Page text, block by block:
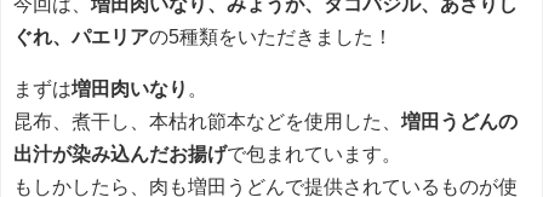
ぐれ、パエリアの5種類をいただきました！
まずは増田肉いなり
昆布、煮干し、本枯れ節本などを使用した、 増田うどんの
出汁が染み込んだお揚げで包まれています。
もしかしたら、肉も増田うどんで提供されているものが使